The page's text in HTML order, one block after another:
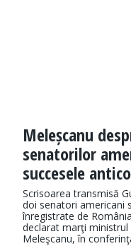
Meleșcanu
senatorilor
succesele
Scrisoarea transmisă
doi senatori americani
înregistrate de
declarat marţi
Meleşcanu, în